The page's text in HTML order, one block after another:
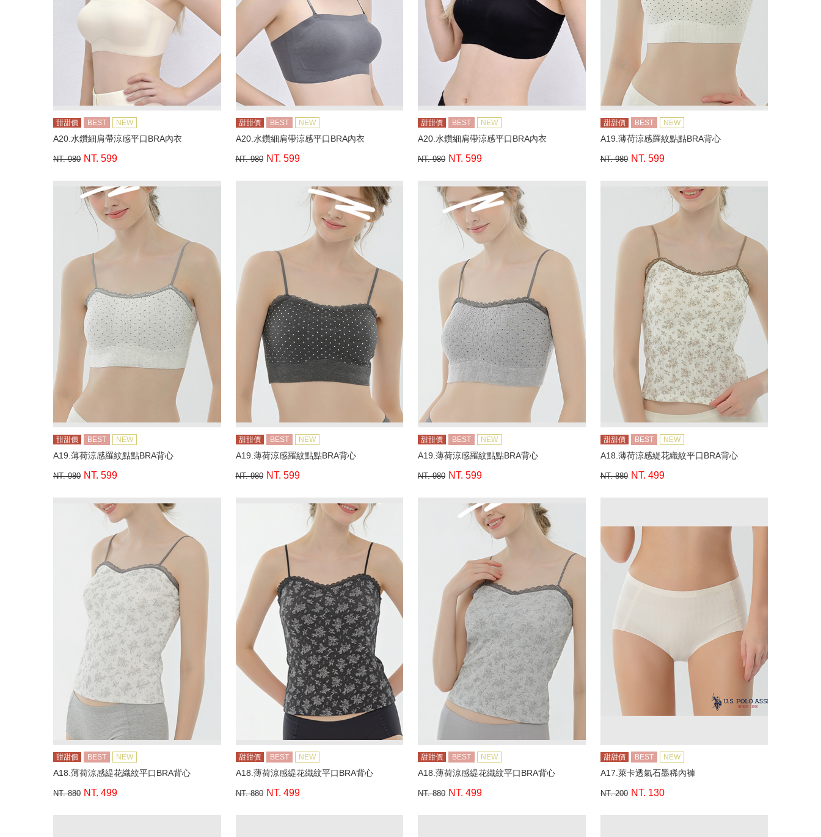
甜甜價 BEST NEW
A20.水鑽細肩帶涼感平口BRA內衣
NT. 980 NT. 599
甜甜價 BEST NEW
A20.水鑽細肩帶涼感平口BRA內衣
NT. 980 NT. 599
甜甜價 BEST NEW
A20.水鑽細肩帶涼感平口BRA內衣
NT. 980 NT. 599
甜甜價 BEST NEW
A19.薄荷涼感羅紋點點BRA背心
NT. 980 NT. 599
甜甜價 BEST NEW
A19.薄荷涼感羅紋點點BRA背心
NT. 980 NT. 599
甜甜價 BEST NEW
A19.薄荷涼感羅紋點點BRA背心
NT. 980 NT. 599
甜甜價 BEST NEW
A19.薄荷涼感羅紋點點BRA背心
NT. 980 NT. 599
甜甜價 BEST NEW
A18.薄荷涼感緹花織紋平口BRA背心
NT. 880 NT. 499
甜甜價 BEST NEW
A18.薄荷涼感緹花織紋平口BRA背心
NT. 880 NT. 499
甜甜價 BEST NEW
A18.薄荷涼感緹花織紋平口BRA背心
NT. 880 NT. 499
甜甜價 BEST NEW
A18.薄荷涼感緹花織紋平口BRA背心
NT. 880 NT. 499
甜甜價 BEST NEW
A17.萊卡透氣石墨稀內褲
NT. 200 NT. 130